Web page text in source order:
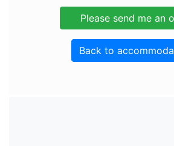
Back to